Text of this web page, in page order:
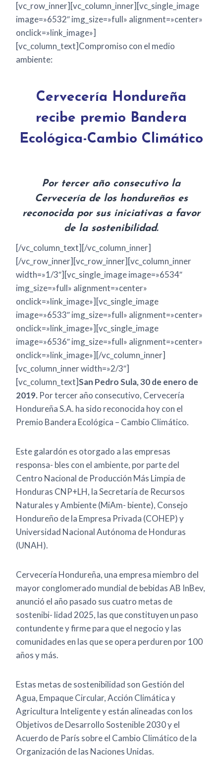
[vc_row_inner][vc_column_inner][vc_single_image
image=»6532″ img_size=»full» alignment=»center»
onclick=»link_image»]
[vc_column_text]Compromiso con el medio
ambiente:
Cervecería Hondureña
recibe premio Bandera
Ecológica-Cambio Climático
Por tercer año consecutivo la
Cervecería de los hondureños es
reconocida por sus iniciativas a favor
de la sostenibilidad.
[/vc_column_text][/vc_column_inner]
[/vc_row_inner][vc_row_inner][vc_column_inner
width=»1/3″][vc_single_image image=»6534″
img_size=»full» alignment=»center»
onclick=»link_image»][vc_single_image
image=»6533″ img_size=»full» alignment=»center»
onclick=»link_image»][vc_single_image
image=»6536″ img_size=»full» alignment=»center»
onclick=»link_image»][/vc_column_inner]
[vc_column_inner width=»2/3″]
[vc_column_text]San Pedro Sula, 30 de enero de
2019. Por tercer año consecutivo, Cervecería
Hondureña S.A. ha sido reconocida hoy con el
Premio Bandera Ecológica – Cambio Climático.
Este galardón es otorgado a las empresas
responsa- bles con el ambiente, por parte del
Centro Nacional de Producción Más Limpia de
Honduras CNP+LH, la Secretaría de Recursos
Naturales y Ambiente (MiAm- biente), Consejo
Hondureño de la Empresa Privada (COHEP) y
Universidad Nacional Autónoma de Honduras
(UNAH).
Cervecería Hondureña, una empresa miembro del
mayor conglomerado mundial de bebidas AB InBev,
anunció el año pasado sus cuatro metas de
sostenibi- lidad 2025, las que constituyen un paso
contundente y firme para que el negocio y las
comunidades en las que se opera perduren por 100
años y más.
Estas metas de sostenibilidad son Gestión del
Agua, Empaque Circular, Acción Climática y
Agricultura Inteligente y están alineadas con los
Objetivos de Desarrollo Sostenible 2030 y el
Acuerdo de París sobre el Cambio Climático de la
Organización de las Naciones Unidas.